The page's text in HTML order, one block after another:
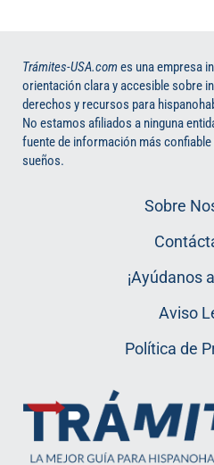
Trámites-USA.comes una empresa
orientación clara y accesible sobre
derechos y recursos para
No estamos afiliados a ninguna
fuente de información más
sueños.
Sobre
¡Ayúdanos
Aviso
Política de